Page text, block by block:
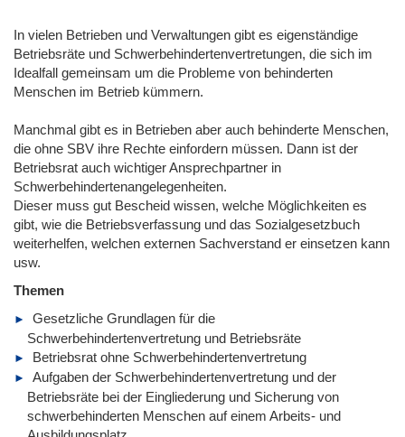
In vielen Betrieben und Verwaltungen gibt es eigenständige
Betriebsräte und Schwerbehindertenvertretungen, die sich im
Idealfall gemeinsam um die Probleme von behinderten
Menschen im Betrieb kümmern.
Manchmal gibt es in Betrieben aber auch behinderte Menschen,
die ohne SBV ihre Rechte einfordern müssen. Dann ist der
Betriebsrat auch wichtiger Ansprechpartner in
Schwerbehindertenangelegenheiten.
Dieser muss gut Bescheid wissen, welche Möglichkeiten es
gibt, wie die Betriebsverfassung und das Sozialgesetzbuch
weiterhelfen, welchen externen Sachverstand er einsetzen kann
usw.
Themen
Gesetzliche Grundlagen für die
Schwerbehindertenvertretung und Betriebsräte
Betriebsrat ohne Schwerbehindertenvertretung
Aufgaben der Schwerbehindertenvertretung und der
Betriebsräte bei der Eingliederung und Sicherung von
schwerbehinderten Menschen auf einem Arbeits- und